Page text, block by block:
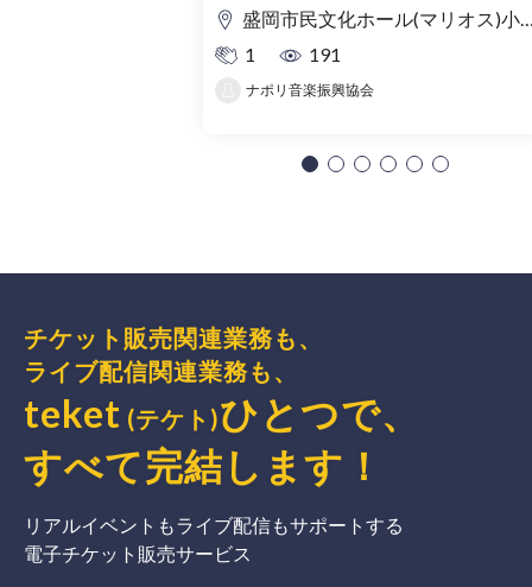
盛岡市民文化ホール(マリオス)小ホール
1
191
ナポリ音楽振興協会
チケット販売関連業務も、
ライブ配信関連業務も、
teket (テケト)ひとつで、
すべて完結 します ！
リアルイベントもライブ配信もサポートする
電子チケット販売サービス